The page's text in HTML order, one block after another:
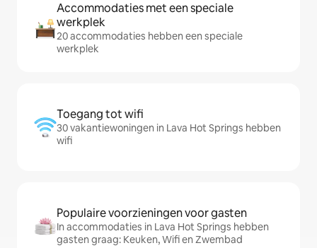
Accommodaties met een speciale
werkplek
20 accommodaties hebben een speciale
werkplek
Toegang tot wifi
30 vakantiewoningen in Lava Hot Springs hebben
wifi
Populaire voorzieningen voor gasten
In accommodaties in Lava Hot Springs hebben
gasten graag: Keuken, Wifi en Zwembad